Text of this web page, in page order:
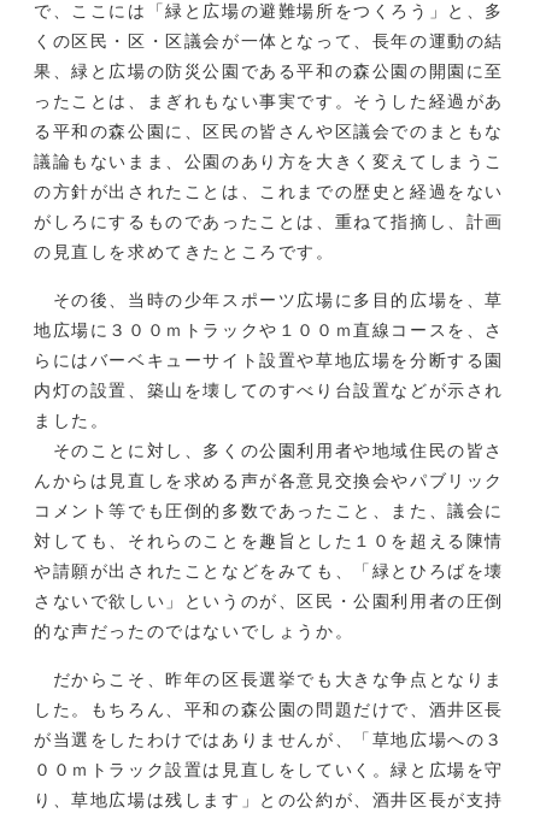
で、ここには「緑と広場の避難場所をつくろう」と、多
くの区民・区・区議会が一体となって、長年の運動の結
果、緑と広場の防災公園である平和の森公園の開園に至
ったことは、まぎれもない事実です。そうした経過があ
る平和の森公園に、区民の皆さんや区議会でのまともな
議論もないまま、公園のあり方を大きく変えてしまうこ
の方針が出されたことは、これまでの歴史と経過をない
がしろにするものであったことは、重ねて指摘し、計画
の見直しを求めてきたところです。
その後、当時の少年スポーツ広場に多目的広場を、草
地広場に３００ｍトラックや１００ｍ直線コースを、さ
らにはバーベキューサイト設置や草地広場を分断する園
内灯の設置、築山を壊してのすべり台設置などが示され
ました。
そのことに対し、多くの公園利用者や地域住民の皆さ
んからは見直しを求める声が各意見交換会やパブリック
コメント等でも圧倒的多数であったこと、また、議会に
対しても、それらのことを趣旨とした１０を超える陳情
や請願が出されたことなどをみても、「緑とひろばを壊
さないで欲しい」というのが、区民・公園利用者の圧倒
的な声だったのではないでしょうか。
だからこそ、昨年の区長選挙でも大きな争点となりま
した。もちろん、平和の森公園の問題だけで、酒井区長
が当選をしたわけではありませんが、「草地広場への３
００ｍトラック設置は見直しをしていく。緑と広場を守
り、草地広場は残します」との公約が、酒井区長が支持